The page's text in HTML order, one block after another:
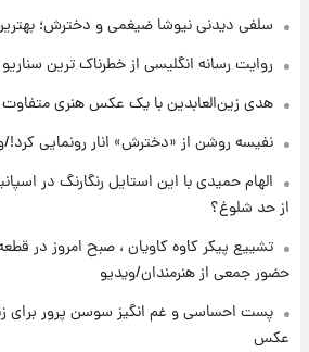
آتش‌سوزی در لوناپارک
خزندگان خطرناک پس از
۲۱ ساعت پیش
خواستگار ۵۰ساله شاهدخت لئونور بازداشت شد
پدر+عکس و فیلم
۲۲ ساعت پیش
استوری مرموز
سلفی دیدنی نیوشا ضیغمی و دخترش؛ بهترین
روایت رسانه انگلیسی از خطرناک ترین سناریو
هدی زین‌العابدین با یک عکس هنری متفاوت
نفیسه روشن از «دخترش» انار رونمایی کرد!/
الهام حمیدی با این استایل رنگارنگ در
از حد شلوغ؟
تشییع پیکر کاوه کاویان ، صبح امروز در قطعه
حضور جمعی از هنرمندان/ویدیو
پست احساسی و غم انگیز سوسن پرور برای
عکس